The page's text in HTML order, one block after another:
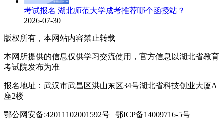
考试报名 湖北师范大学成考推荐哪个函授站？
2026-07-30
版权所有，本网站内容禁止转载
本网所提供的信息仅供学习交流使用，官方信息以湖北省教育
考试院发布为准
报名地址：武汉市武昌区洪山东区34号湖北省科技创业大厦A
座2楼
鄂公网安备:42011102001592号 鄂ICP备14009716-5号